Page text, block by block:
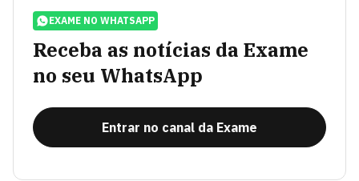
EXAME NO WHATSAPP
Receba as notícias da Exame
no seu WhatsApp
Entrar no canal da Exame